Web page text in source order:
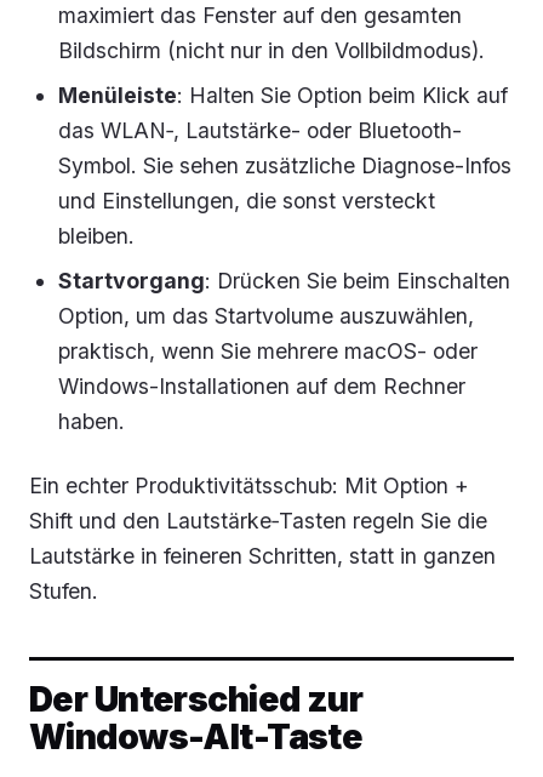
maximiert das Fenster auf den gesamten
Bildschirm (nicht nur in den Vollbildmodus).
Menüleiste: Halten Sie Option beim Klick auf
das WLAN‑, Lautstärke- oder Bluetooth-
Symbol. Sie sehen zusätzliche Diagnose-Infos
und Einstellungen, die sonst versteckt
bleiben.
Startvorgang: Drücken Sie beim Einschalten
Option, um das Startvolume auszuwählen,
praktisch, wenn Sie mehrere macOS- oder
Windows-Installationen auf dem Rechner
haben.
Ein echter Produktivitätsschub: Mit Option +
Shift und den Lautstärke‑Tasten regeln Sie die
Lautstärke in feineren Schritten, statt in ganzen
Stufen.
Der Unterschied zur
Windows-Alt-Taste